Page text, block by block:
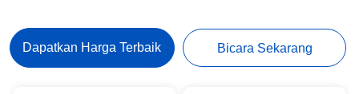
Dapatkan Harga Terbaik Bicara Sekarang